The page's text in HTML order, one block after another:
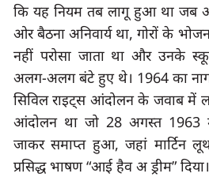
कि यह नियम तब लागू हुआ था जब
ओर बैठना अनिवार्य था, गोरों के
नहीं परोसा जाता था और उनके
अलग-अलग बंटे हुए थे। 1964 का
सिविल राइट्स आंदोलन के जवाब में
आंदोलन था जो 28 अगस्त 1963
जाकर समाप्त हुआ, जहां मार्टिन
प्रसिद्ध भाषण “आई हैव अ ड्रीम”